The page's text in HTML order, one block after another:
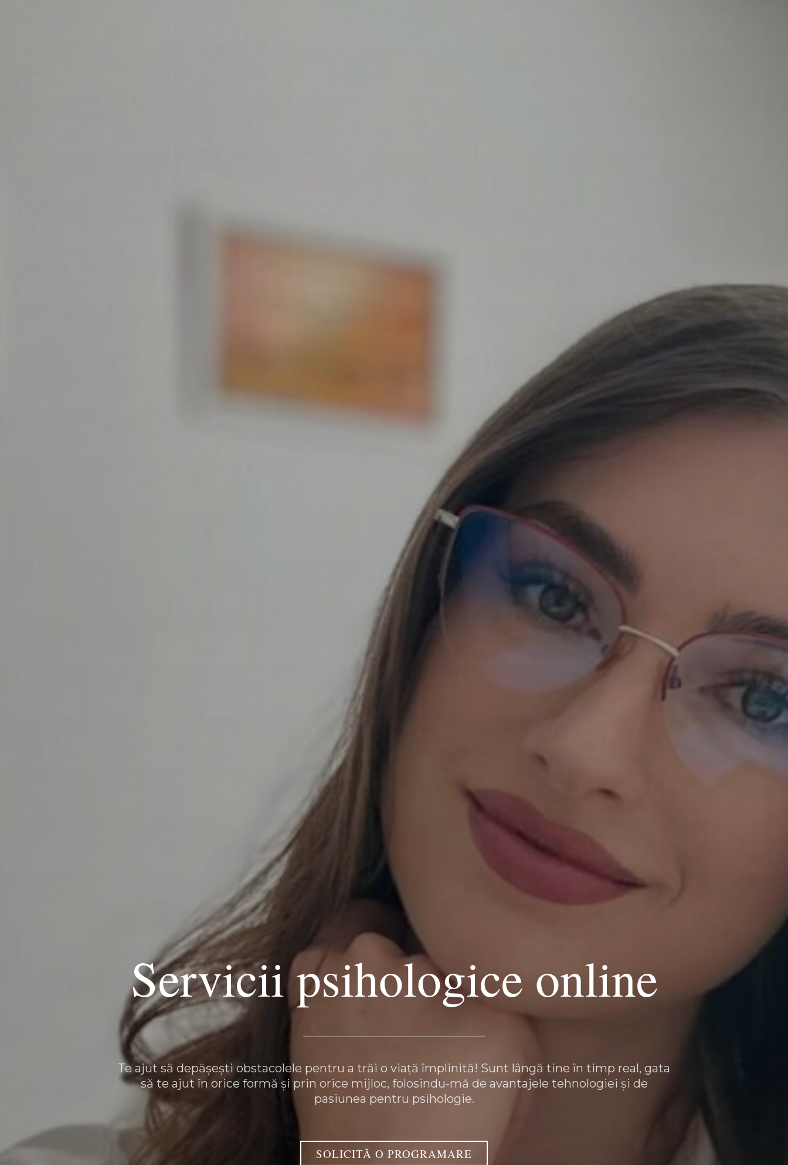
Servicii psihologice online
Te ajut să depășești obstacolele pentru a trăi o viață împlinită! Sunt lângă tine în timp real, gata
să te ajut în orice formă și prin orice mijloc, folosindu-mă de avantajele tehnologiei și de
pasiunea pentru psihologie.
SOLICITĂ O PROGRAMARE